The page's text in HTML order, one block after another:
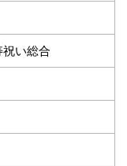
い総合